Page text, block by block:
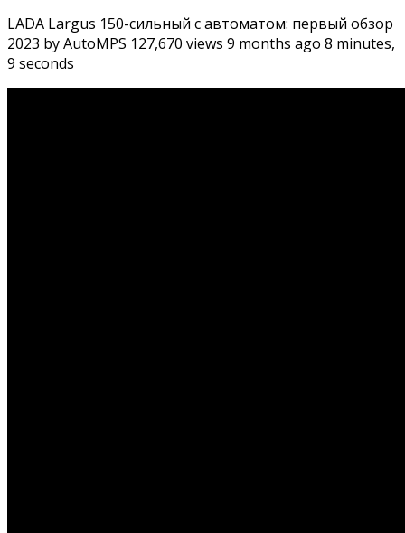
LADA Largus 150-сильный с автоматом: первый обзор
2023 by AutoMPS 127,670 views 9 months ago 8 minutes,
9 seconds